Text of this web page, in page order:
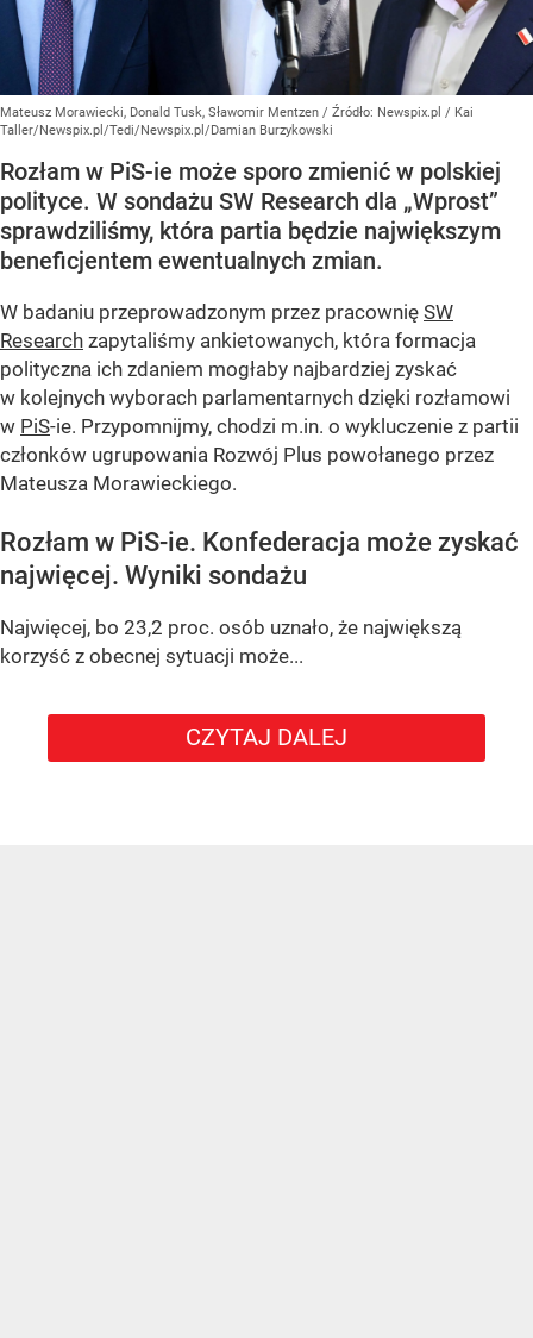
Mateusz Morawiecki, Donald Tusk, Sławomir Mentzen / Źródło: Newspix.pl / Kai
Taller/Newspix.pl/Tedi/Newspix.pl/Damian Burzykowski
Rozłam w PiS-ie może sporo zmienić w polskiej
polityce. W sondażu SW Research dla „Wprost”
sprawdziliśmy, która partia będzie największym
beneficjentem ewentualnych zmian.
W badaniu przeprowadzonym przez pracownię SW
Research zapytaliśmy ankietowanych, która formacja
polityczna ich zdaniem mogłaby najbardziej zyskać
w kolejnych wyborach parlamentarnych dzięki rozłamowi
w PiS-ie. Przypomnijmy, chodzi m.in. o wykluczenie z partii
członków ugrupowania Rozwój Plus powołanego przez
Mateusza Morawieckiego.
Rozłam w PiS-ie. Konfederacja może zyskać
najwięcej. Wyniki sondażu
Najwięcej, bo 23,2 proc. osób uznało, że największą
korzyść z obecnej sytuacji może...
CZYTAJ DALEJ